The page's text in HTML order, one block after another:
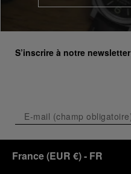
S’inscrire à notre newsletter
France(EUR €)- FR